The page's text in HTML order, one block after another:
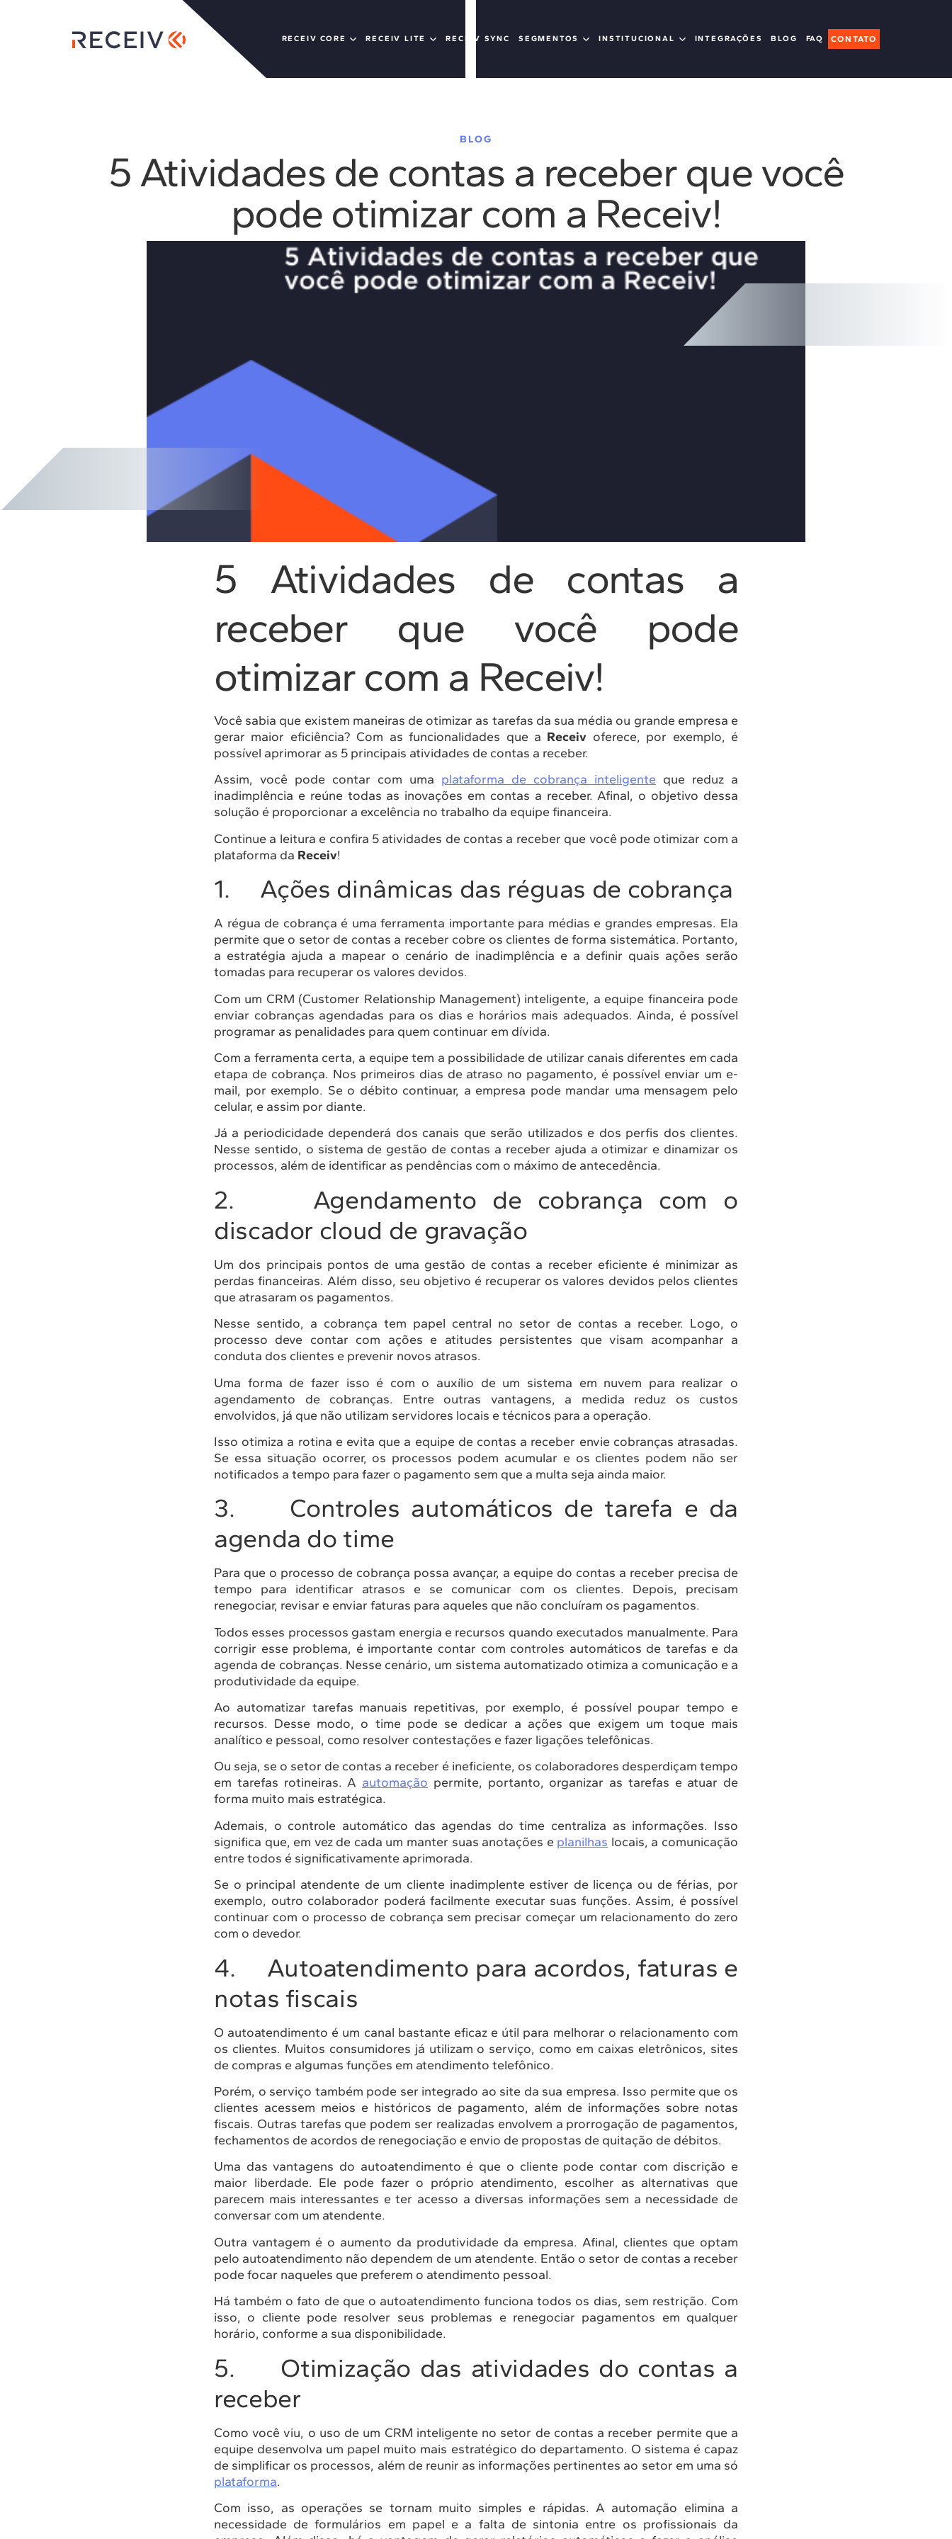
RECEIV CORE RECEIV LITE RECEIV SYNC SEGMENTOS INSTITUCIONAL INTEGRAÇÕES BLOG FAQ CONTATO
BLOG
5 Atividades de contas a receber que você
pode otimizar com a Receiv!
5 Atividades de contas a
receber que você pode
otimizar com a Receiv!
Você sabia que existem maneiras de otimizar as tarefas da sua média ou grande empresa e
gerar maior eficiência? Com as funcionalidades que a Receiv oferece, por exemplo, é
possível aprimorar as 5 principais atividades de contas a receber.
Assim, você pode contar com uma plataforma de cobrança inteligente que reduz a
inadimplência e reúne todas as inovações em contas a receber. Afinal, o objetivo dessa
solução é proporcionar a excelência no trabalho da equipe financeira.
Continue a leitura e confira 5 atividades de contas a receber que você pode otimizar com a
plataforma da Receiv!
1. Ações dinâmicas das réguas de cobrança
A régua de cobrança é uma ferramenta importante para médias e grandes empresas. Ela
permite que o setor de contas a receber cobre os clientes de forma sistemática. Portanto,
a estratégia ajuda a mapear o cenário de inadimplência e a definir quais ações serão
tomadas para recuperar os valores devidos.
Com um CRM (Customer Relationship Management) inteligente, a equipe financeira pode
enviar cobranças agendadas para os dias e horários mais adequados. Ainda, é possível
programar as penalidades para quem continuar em dívida.
Com a ferramenta certa, a equipe tem a possibilidade de utilizar canais diferentes em cada
etapa de cobrança. Nos primeiros dias de atraso no pagamento, é possível enviar um e-
mail, por exemplo. Se o débito continuar, a empresa pode mandar uma mensagem pelo
celular, e assim por diante.
Já a periodicidade dependerá dos canais que serão utilizados e dos perfis dos clientes.
Nesse sentido, o sistema de gestão de contas a receber ajuda a otimizar e dinamizar os
processos, além de identificar as pendências com o máximo de antecedência.
2. Agendamento de cobrança com o
discador cloud de gravação
Um dos principais pontos de uma gestão de contas a receber eficiente é minimizar as
perdas financeiras. Além disso, seu objetivo é recuperar os valores devidos pelos clientes
que atrasaram os pagamentos.
Nesse sentido, a cobrança tem papel central no setor de contas a receber. Logo, o
processo deve contar com ações e atitudes persistentes que visam acompanhar a
conduta dos clientes e prevenir novos atrasos.
Uma forma de fazer isso é com o auxílio de um sistema em nuvem para realizar o
agendamento de cobranças. Entre outras vantagens, a medida reduz os custos
envolvidos, já que não utilizam servidores locais e técnicos para a operação.
Isso otimiza a rotina e evita que a equipe de contas a receber envie cobranças atrasadas.
Se essa situação ocorrer, os processos podem acumular e os clientes podem não ser
notificados a tempo para fazer o pagamento sem que a multa seja ainda maior.
3. Controles automáticos de tarefa e da
agenda do time
Para que o processo de cobrança possa avançar, a equipe do contas a receber precisa de
tempo para identificar atrasos e se comunicar com os clientes. Depois, precisam
renegociar, revisar e enviar faturas para aqueles que não concluíram os pagamentos.
Todos esses processos gastam energia e recursos quando executados manualmente. Para
corrigir esse problema, é importante contar com controles automáticos de tarefas e da
agenda de cobranças. Nesse cenário, um sistema automatizado otimiza a comunicação e a
produtividade da equipe.
Ao automatizar tarefas manuais repetitivas, por exemplo, é possível poupar tempo e
recursos. Desse modo, o time pode se dedicar a ações que exigem um toque mais
analítico e pessoal, como resolver contestações e fazer ligações telefônicas.
Ou seja, se o setor de contas a receber é ineficiente, os colaboradores desperdiçam tempo
em tarefas rotineiras. A automação permite, portanto, organizar as tarefas e atuar de
forma muito mais estratégica.
Ademais, o controle automático das agendas do time centraliza as informações. Isso
significa que, em vez de cada um manter suas anotações e planilhas locais, a comunicação
entre todos é significativamente aprimorada.
Se o principal atendente de um cliente inadimplente estiver de licença ou de férias, por
exemplo, outro colaborador poderá facilmente executar suas funções. Assim, é possível
continuar com o processo de cobrança sem precisar começar um relacionamento do zero
com o devedor.
4. Autoatendimento para acordos, faturas e
notas fiscais
O autoatendimento é um canal bastante eficaz e útil para melhorar o relacionamento com
os clientes. Muitos consumidores já utilizam o serviço, como em caixas eletrônicos, sites
de compras e algumas funções em atendimento telefônico.
Porém, o serviço também pode ser integrado ao site da sua empresa. Isso permite que os
clientes acessem meios e históricos de pagamento, além de informações sobre notas
fiscais. Outras tarefas que podem ser realizadas envolvem a prorrogação de pagamentos,
fechamentos de acordos de renegociação e envio de propostas de quitação de débitos.
Uma das vantagens do autoatendimento é que o cliente pode contar com discrição e
maior liberdade. Ele pode fazer o próprio atendimento, escolher as alternativas que
parecem mais interessantes e ter acesso a diversas informações sem a necessidade de
conversar com um atendente.
Outra vantagem é o aumento da produtividade da empresa. Afinal, clientes que optam
pelo autoatendimento não dependem de um atendente. Então o setor de contas a receber
pode focar naqueles que preferem o atendimento pessoal.
Há também o fato de que o autoatendimento funciona todos os dias, sem restrição. Com
isso, o cliente pode resolver seus problemas e renegociar pagamentos em qualquer
horário, conforme a sua disponibilidade.
5. Otimização das atividades do contas a
receber
Como você viu, o uso de um CRM inteligente no setor de contas a receber permite que a
equipe desenvolva um papel muito mais estratégico do departamento. O sistema é capaz
de simplificar os processos, além de reunir as informações pertinentes ao setor em uma só
plataforma.
Com isso, as operações se tornam muito simples e rápidas. A automação elimina a
necessidade de formulários em papel e a falta de sintonia entre os profissionais da